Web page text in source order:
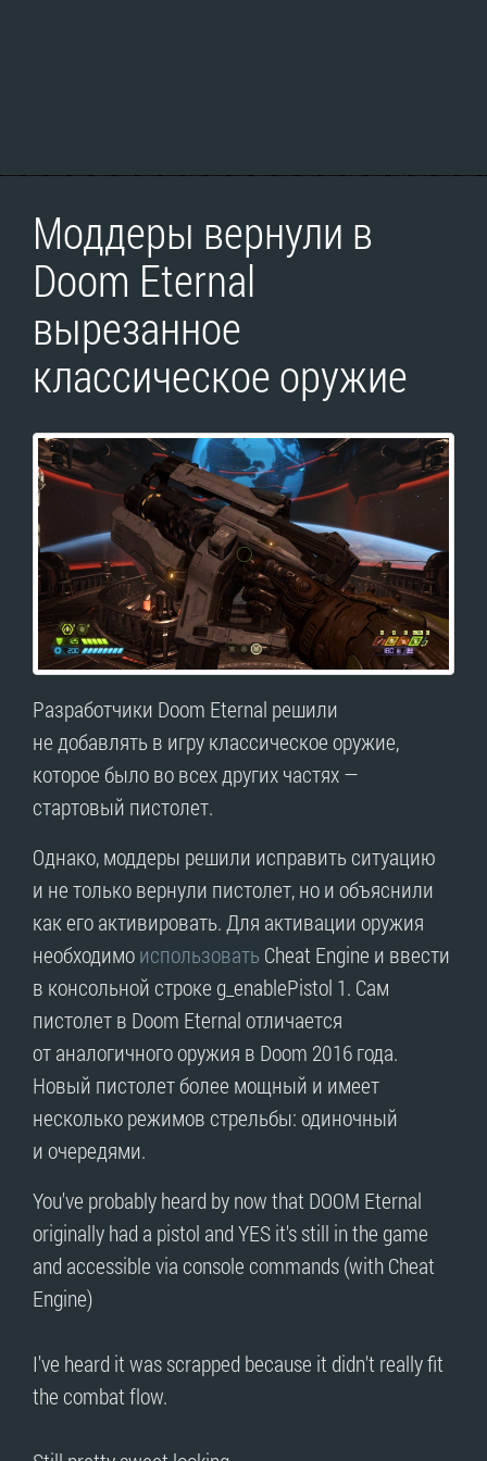
Моддеры вернули в
Doom Eternal
вырезанное
классическое оружие
Разработчики Doom Eternal решили
не добавлять в игру классическое оружие,
которое было во всех других частях —
стартовый пистолет.
Однако, моддеры решили исправить ситуацию
и не только вернули пистолет, но и объяснили
как его активировать. Для активации оружия
необходимоиспользовать Cheat Engine и ввести
в консольной строке g_enablePistol 1. Сам
пистолет в Doom Eternal отличается
от аналогичного оружия в Doom 2016 года.
Новый пистолет более мощный и имеет
несколько режимов стрельбы: одиночный
и очередями.
You've probably heard by now that DOOM Eternal
originally had a pistol and YES it's still in the game
and accessible via console commands (with Cheat
Engine)
I've heard it was scrapped because it didn't really fit
the combat flow.